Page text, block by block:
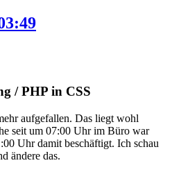
/ PHP in CSS
aufgefallen. Das liegt wohl
seit um 07:00 Uhr im Büro war
Uhr damit beschäftigt. Ich schau
ändere das.